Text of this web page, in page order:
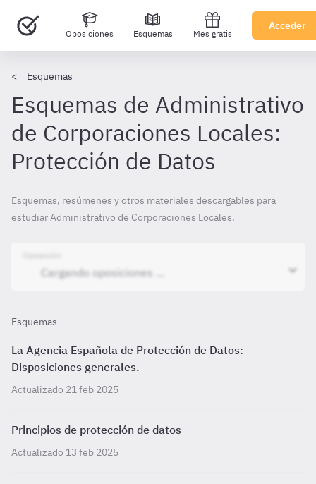
Oposiciones Esquemas Mes gratis
Acceder
Esquemas
Esquemas de Administrativo
de Corporaciones Locales:
Protección de Datos
Esquemas, resúmenes y otros materiales descargables para
estudiar Administrativo de Corporaciones Locales.
Esquemas
La Agencia Española de Protección de Datos:
Disposiciones generales.
Actualizado 21 feb 2025
Principios de protección de datos
Actualizado 13 feb 2025